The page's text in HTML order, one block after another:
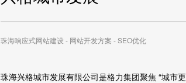
珠海响应式网站建设 - 网站开发方案 - SEO优化
珠海兴格城市发展有限公司是格力集团聚焦 “城市